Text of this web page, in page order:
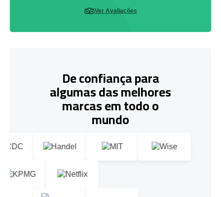
Ver Avaliações
De confiança para
algumas das melhores
marcas em todo o
mundo